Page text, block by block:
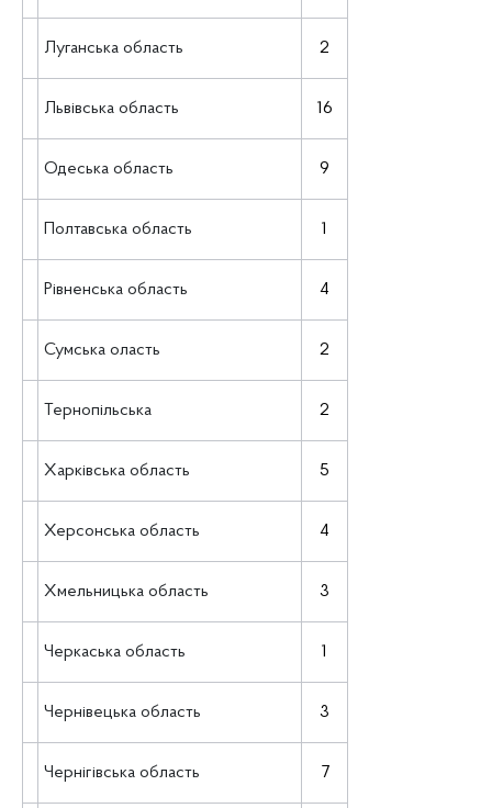
Луганська область 2
Львівська область 16
Одеська область 9
Полтавська область 1
Рівненська область 4
Сумська оласть 2
Тернопільська 2
Харківська область 5
Херсонська область 4
Хмельницька область 3
Черкаська область 1
Чернівецька область 3
Чернігівська область 7